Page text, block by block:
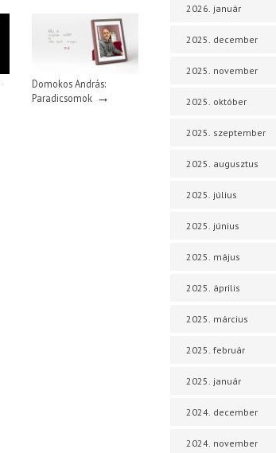
Domokos András:
Paradicsomok →
2026. január
2025. december
2025. november
2025. október
2025. szeptember
2025. augusztus
2025. július
2025. június
2025. május
2025. április
2025. március
2025. február
2025. január
2024. december
2024. november